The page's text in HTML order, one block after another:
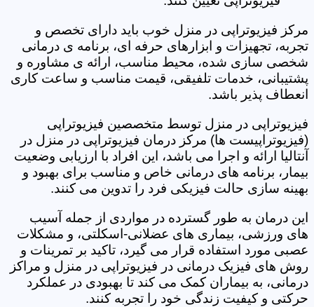
مرکز فیزیوتراپی در منزل خوب باید دارای تخصص و
تجربه، تجهیزات و ابزارهای حرفه ای، برنامه ی درمانی
شخصی سازی شده، محیط مناسب، ارائه ی مشاوره و
پشتیبانی، خدمات تلفیقی، قیمت مناسب و ساعت کاری
انعطاف پذیر باشد.
فیزیوتراپی در منزل توسط متخصصین فیزیوتراپی
(فیزیوتراپیست ها) مرکز درمان فیزیوتراپی در منزل در
آنتالیا ارائه و اجرا می باشد، این افراد با ارزیابی وضعیت
بیمار، برنامه های درمانی خاص و مناسب برای بهبود و
بهینه سازی حالت فیزیکی فرد را تدوین می کنند.
این درمان به طور گسترده در مواردی از جمله آسیب
های ورزشی، بیماری های عضلانی-اسکلتی، و مشکلات
عصبی مورد استفاده قرار می گیرد، تاکید بر تمرینات و
روش های فیزیک درمانی در فیزیوتراپی در منزل و مراکز
درمانی، به بیماران کمک می کند تا بهبودی در عملکرد
حرکتی و کیفیت زندگی خود را تجربه کنند.